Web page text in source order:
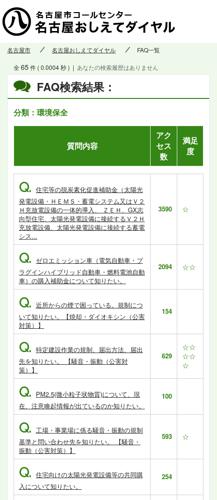
名古屋市 名古屋おしえてダイヤル FAQ一覧
FAQ検索結果：
分類：環境保全
全65件 ( 0.0004 秒 ) | あなたの検索履歴はありません
質問内容
アク
セス
数
満足
度
Q. 住宅等の脱炭素化促進補助金（太陽光
発電設備・ＨＥＭＳ・蓄電システム又はＶ２
Ｈ充放電設備の一体的導入、 ＺＥＨ、GX志
向型住宅、太陽光発電設備に接続するＶ２Ｈ
充放電設備、太陽光発電設備に接続する蓄電
シス...
3590 ☆
Q. ゼロエミッション車（電気自動車・プ
ラグインハイブリッド自動車・燃料電池自動
車）の購入補助金について知りたい。
2094 ☆☆
Q. 近所からの煙で困っている。規制につ
いて知りたい。【焼却・ダイオキシン（公害
対策）】
154
Q. 特定建設作業の規制、届出方法、届出
先を知りたい。 【騒音・振動（公害対
策）】
629
☆☆
☆☆
☆
Q. PM2.5(微小粒子状物質)について、現
在、注意喚起情報が出ているのか知りたい。
100
Q. 工場・事業場に係る騒音・振動の規制
基準と問い合わせ先を知りたい。 【騒音・
振動（公害対策）】
593 ☆
Q. 住宅向けの太陽光発電設備等の共同購
入について知りたい。
254